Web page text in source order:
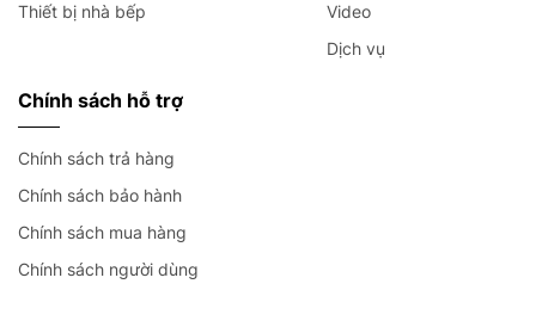
Thiết bị nhà bếp
Video
Dịch vụ
Chính sách hỗ trợ
Chính sách trả hàng
Chính sách bảo hành
Chính sách mua hàng
Chính sách người dùng